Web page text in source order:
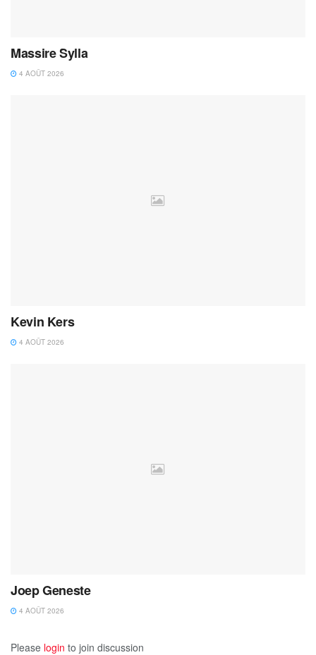
Massire Sylla
4 AOÛT 2026
Kevin Kers
4 AOÛT 2026
Joep Geneste
4 AOÛT 2026
Please login to join discussion